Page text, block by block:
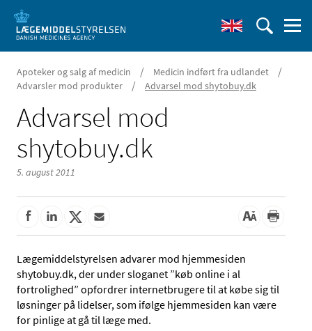
Apoteker og salg af medicin / Medicin indført fra udlandet /
Advarsler mod produkter / Advarsel mod shytobuy.dk
Advarsel mod
shytobuy.dk
5. august 2011
Lægemiddelstyrelsen advarer mod hjemmesiden
shytobuy.dk, der under sloganet ”køb online i al
fortrolighed” opfordrer internetbrugere til at købe sig til
løsninger på lidelser, som ifølge hjemmesiden kan være
for pinlige at gå til læge med.